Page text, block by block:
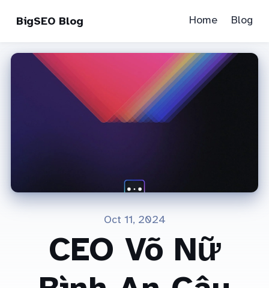
BigSEO Blog Home Blog
Oct 11, 2024
CEO Võ Nữ